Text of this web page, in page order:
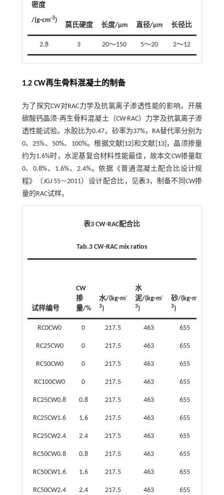
密度
/(g·cm-3)
莫氏硬度 长度/μm 直径/μm 长径比
2.8 3 20～150 5～20 2～12
1.2 CW再生骨料混凝土的制备
为了探究CW对RAC力学及抗氯离子渗透性能的影响，开展
碳酸钙晶须-再生骨料混凝土（CW-RAC）力学及抗氯离子渗
透性能试验。水胶比为0.47，砂率为37%，RA替代率分别为
0、25%、50%、100%。根据文献[ 12 ]和文献[ 13]，晶须掺量
约为1.6%时，水泥基复合材料性能最佳，故本文CW掺量取
0、0.8%、1.6%、2.4%。依据《普通混凝土配合比设计规
程》（JGJ 55—2011）设计配合比，见表3，制备不同CW掺
量的RAC试样。
表3 CW-RAC配合比
Tab.3 CW-RAC mix ratios
试样编号
CW
掺
量/%
水/(kg·m-
3)
水
泥/(kg·m-
3)
砂/(kg·m
3)
RC0CW0 0 217.5 463 655
RC25CW0 0 217.5 463 655
RC50CW0 0 217.5 463 655
RC100CW0 0 217.5 463 655
RC25CW0.8 0.8 217.5 463 655
RC25CW1.6 1.6 217.5 463 655
RC25CW2.4 2.4 217.5 463 655
RC50CW0.8 0.8 217.5 463 655
RC50CW1.6 1.6 217.5 463 655
RC50CW2.4 2.4 217.5 463 655